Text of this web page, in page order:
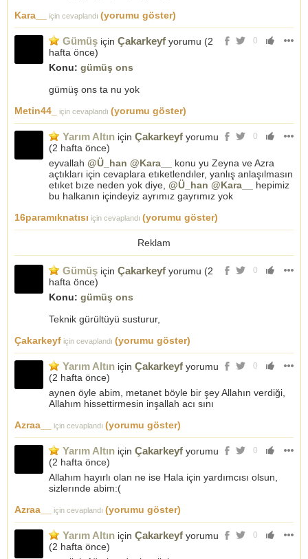
Kara__
için cevaplandı (yorumu göster)
0
Gümüş için Çakarkeyf yorumu (2
hafta önce)
Konu: gümüş ons
gümüş ons ta nu yok
Metin44_
için cevaplandı (yorumu göster)
0
Yarım Altın için Çakarkeyf yorumu
(2 hafta önce)
eyvallah @Ü_han @Kara__
konu yu Zeyna ve Azra
açtıkları için cevaplara etıketlendıler, yanlış anlaşılmasın
etıket bıze neden yok diye, @Ü_han @Kara__
hepimiz
bu halkanın içindeyiz ayrımız gayrımız yok
16paramıknatısı için cevaplandı (yorumu göster)
Reklam
0
Gümüş için Çakarkeyf yorumu (2
hafta önce)
Konu: gümüş ons
Teknik gürültüyü susturur,
Çakarkeyf için cevaplandı (yorumu göster)
0
Yarım Altın için Çakarkeyf yorumu
(2 hafta önce)
aynen öyle abim, metanet böyle bir şey Allahın verdiği,
Allahım hissettirmesin inşallah acı sını
Azraa__
için cevaplandı (yorumu göster)
0
Yarım Altın için Çakarkeyf yorumu
(2 hafta önce)
Allahım hayırlı olan ne ise Hala için yardımcısı olsun,
sizlerınde abim:(
Azraa__
için cevaplandı (yorumu göster)
0
Yarım Altın için Çakarkeyf yorumu
(2 hafta önce)